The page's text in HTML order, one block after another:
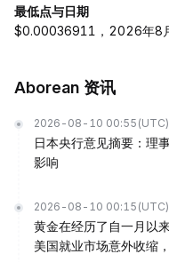
最低点与日期
$0.00036911，2026年8
Aborean 资讯
2026-08-10 00:55 (UTC)
日本央行意见摘要：理
影响
2026-08-10 00:15 (UTC)
黄金在经历了自一月以
美国就业市场意外收缩